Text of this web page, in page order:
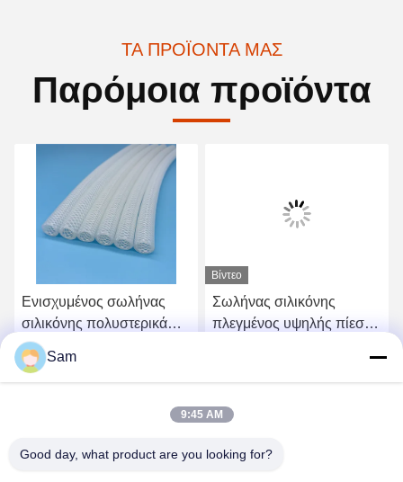
ΤΑ ΠΡΟΪΌΝΤΑ ΜΑΣ
Παρόμοια προϊόντα
Ενισχυμένος σωλήνας
σιλικόνης πολυστερικά
πλεγμένος ανθεκτικός σε
υψηλές θερμοκρασίες σε
φαρμακευτικά δοχεία
Βρείτε την καλύτερη τιμή
Βίντεο
Σωλήνας σιλικόνης
πλεγμένος υψηλής πίεσης
Sam
9:45 AM
Good day, what product are you looking for?